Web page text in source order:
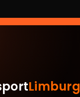
Limburg